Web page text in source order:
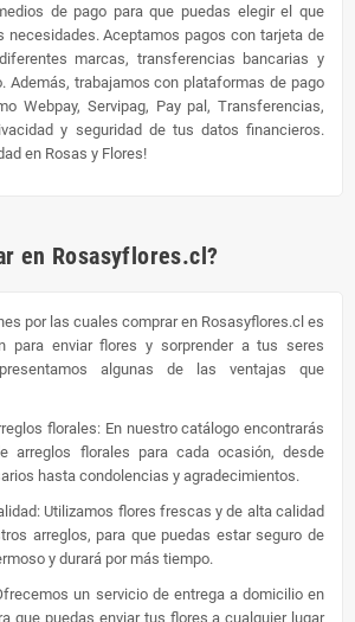
de pago para que puedas elegir el que
necesidades. Aceptamos pagos con tarjeta de
marcas, transferencias bancarias y
Además, trabajamos con plataformas de pago
Webpay, Servipag, Pay pal, Transferencias,
y seguridad de tus datos financieros.
en Rosas y Flores!
en Rosasyflores.cl?
por las cuales comprar en Rosasyflores.cl es
para enviar flores y sorprender a tus seres
algunas de las ventajas que
florales: En nuestro catálogo encontrarás
arreglos florales para cada ocasión, desde
hasta condolencias y agradecimientos.
Utilizamos flores frescas y de alta calidad
arreglos, para que puedas estar seguro de
y durará por más tiempo.
un servicio de entrega a domicilio en
que puedas enviar tus flores a cualquier lugar